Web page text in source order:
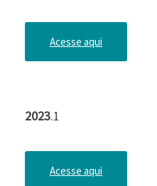
Acesse aqui
2023.1
Acesse aqui